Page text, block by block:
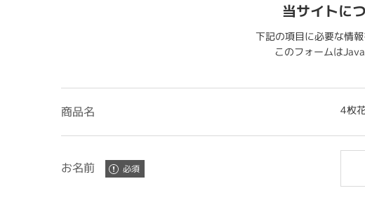
当サイトに
下記の項目に必要な情
このフォームは
商品名 4枚
お名前